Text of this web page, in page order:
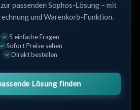
passenden Sophos-Lösung – mit
und Warenkorb-Funktion.
5 einfache Fragen
Sofort Preise sehen
Direkt bestellen
Lösung finden